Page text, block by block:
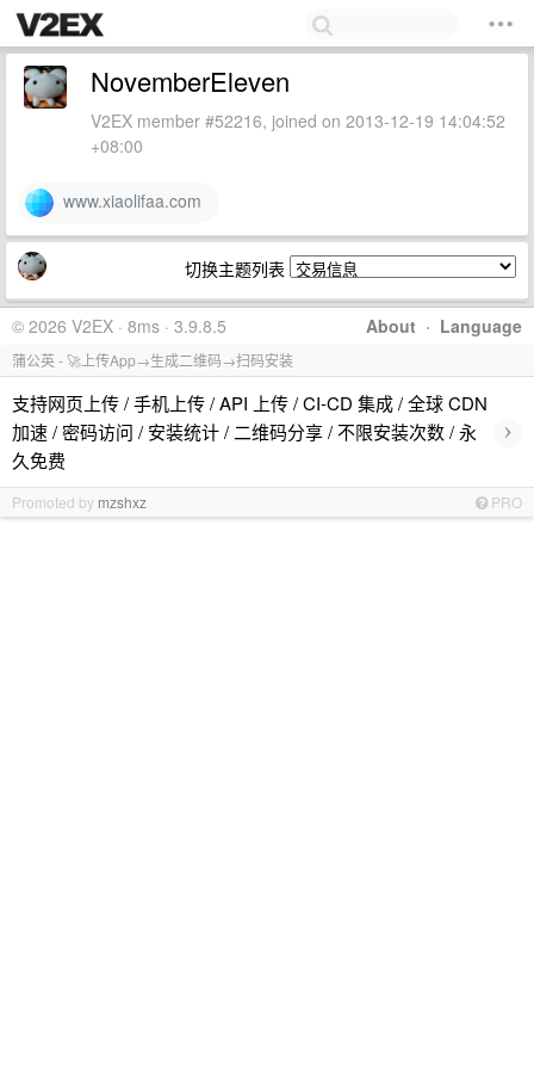
NovemberEleven
V2EX member #52216, joined on 2013-12-19 14:04:52
+08:00
www.xiaolifaa.com
切换主题列表
About · Language
© 2026 V2EX · 8ms · 3.9.8.5
蒲公英 - 🚀上传App→生成二维码→扫码安装
支持网页上传 / 手机上传 / API 上传 / CI-CD 集成 / 全球 CDN
加速 / 密码访问 / 安装统计 / 二维码分享 / 不限安装次数 / 永
久免费
›
Promoted by mzshxz PRO